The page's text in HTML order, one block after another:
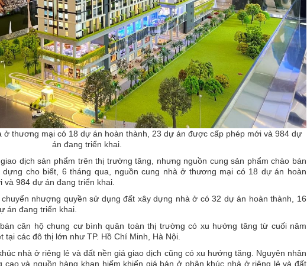
ở thương mại có 18 dự án hoàn thành, 23 dự án được cấp phép mới và 984 dự
án đang triển khai.
dịch sản phẩm trên thị trường tăng, nhưng nguồn cung sản phẩm chào bán
cho biết, 6 tháng qua, nguồn cung nhà ở thương mại có 18 dự án hoàn
984 dự án đang triển khai.
nhượng quyền sử dụng đất xây dựng nhà ở có 32 dự án hoàn thành, 16
án đang triển khai.
căn hộ chung cư bình quân toàn thị trường có xu hướng tăng từ cuối năm
các đô thị lớn như TP. Hồ Chí Minh, Hà Nội.
nhà ở riêng lẻ và đất nền giá giao dịch cũng có xu hướng tăng. Nguyên nhân
cao và nguồn hàng khan hiếm khiến giá bán ở phân khúc nhà ở riêng lẻ và đất